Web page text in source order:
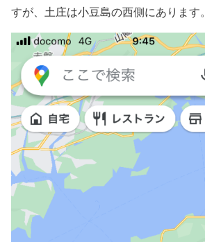
すが、土庄は小豆島の西側にあります。